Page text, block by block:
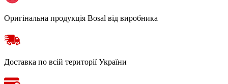
Оригінальна продукція Bosal від виробника
Доставка по всій території України